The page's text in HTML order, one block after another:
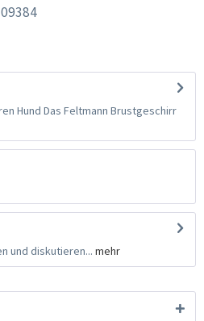
Hund Das Feltmann Brustgeschirr
und diskutieren... mehr